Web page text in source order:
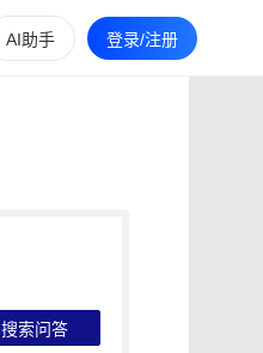
AI助手 登录/注册
搜索问答